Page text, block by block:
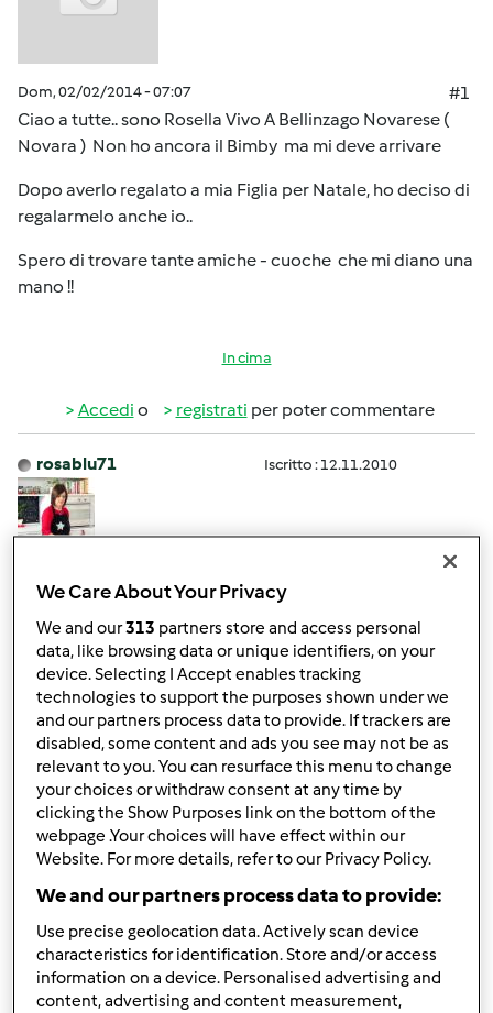
Dom, 02/02/2014 - 07:07
#1
Ciao a tutte.. sono Rosella Vivo A Bellinzago Novarese (
Novara ) Non ho ancora il Bimby ma mi deve arrivare
Dopo averlo regalato a mia Figlia per Natale, ho deciso di
regalarmelo anche io..
Spero di trovare tante amiche - cuoche che mi diano una
mano !!
In cima
Accedi o registrati per poter commentare
rosablu71 Iscritto : 12.11.2010
Dom, 02/02/2014 - 08:13
In cima
Accedio registratiper poter commentare
Antonella Morrone Iscritto : 25.02.2010
Dom, 02/02/2014 - 08:31
Ciao Rossella benvenuta. Sei nel posto giusto
We Care About Your Privacy
We and our313 partners store and access personal
data, like browsing data or unique identifiers, on your
device. Selecting I Accept enables tracking
technologies to support the purposes shown under we
and our partners process data to provide. If trackers are
disabled, some content and ads you see may not be as
relevant to you. You can resurface this menu to change
your choices or withdraw consent at any time by
clicking the Show Purposes link on the bottom of the
webpage .Your choices will have effect within our
Website. For more details, refer to our Privacy Policy.
We and our partners process data to provide:
Use precise geolocation data. Actively scan device
characteristics for identification. Store and/or access
information on a device. Personalised advertising and
content, advertising and content measurement,